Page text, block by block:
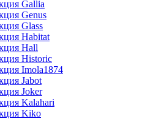
Gallia
Genus
Glass
Habitat
Hall
Historic
Imola1874
Jabot
Joker
Kalahari
Kiko